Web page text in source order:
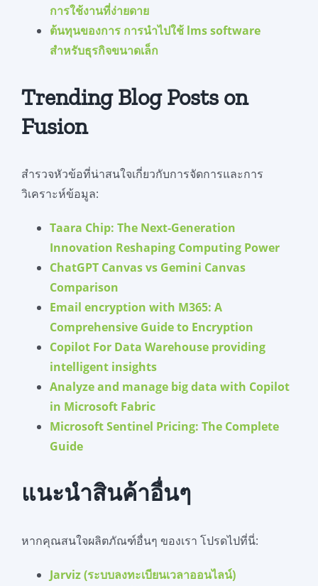
การใช้งานที่ง่ายดาย
ต้นทุนของการ การนำไปใช้ lms software
สำหรับธุรกิจขนาดเล็ก
Trending Blog Posts on
Fusion
สำรวจหัวข้อที่น่าสนใจเกี่ยวกับการจัดการและการ
วิเคราะห์ข้อมูล:
Taara Chip: The Next-Generation
Innovation Reshaping Computing Power
ChatGPT Canvas vs Gemini Canvas
Comparison
Email encryption with M365: A
Comprehensive Guide to Encryption
Copilot For Data Warehouse providing
intelligent insights
Analyze and manage big data with Copilot
in Microsoft Fabric
Microsoft Sentinel Pricing: The Complete
Guide
แนะนำสินค้าอื่นๆ
หากคุณสนใจผลิตภัณฑ์อื่นๆ ของเรา โปรดไปที่นี่:
Jarviz (ระบบลงทะเบียนเวลาออนไลน์)